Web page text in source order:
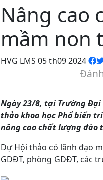
Nâng cao
mầm non
HVG LMS 05 th09 2024
Ngày 23/8, tại Trường Đại
thảo khoa học Phổ biến
nâng cao chất lượng đào
Dự Hội thảo có lãnh đạo
GDĐT, phòng GDĐT, các